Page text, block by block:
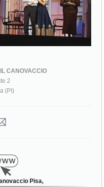
CANOVACCIO
2
(PI)
Pisa,